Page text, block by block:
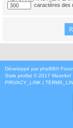
caractères des
Développé par phpBB®
Style proflat © 2017 Mazeltof
PRIVACY_LINK